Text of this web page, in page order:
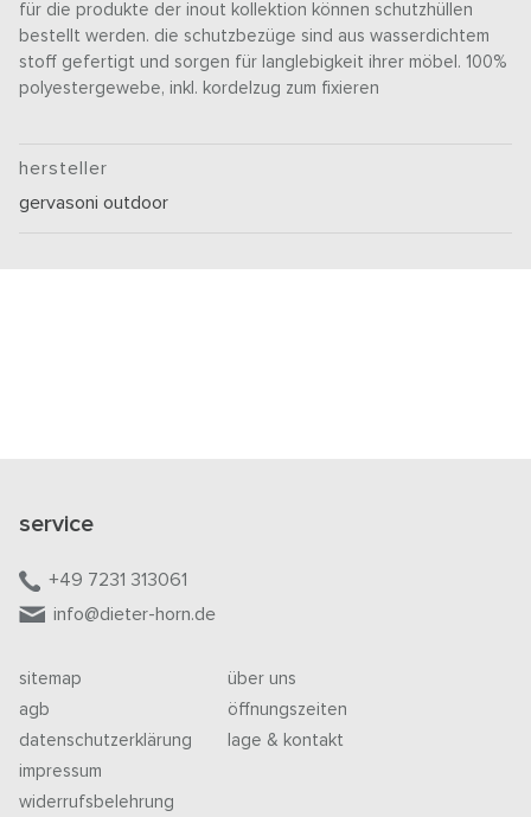
für die produkte der inout kollektion können schutzhüllen
bestellt werden. die schutzbezüge sind aus wasserdichtem
stoff gefertigt und sorgen für langlebigkeit ihrer möbel. 100%
polyestergewebe, inkl. kordelzug zum fixieren
hersteller
gervasoni outdoor
service
+49 7231 313061
info@dieter-horn.de
sitemap
agb
datenschutzerklärung
impressum
widerrufsbelehrung
über uns
öffnungszeiten
lage & kontakt